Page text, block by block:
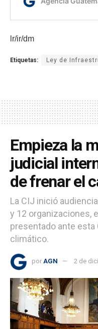
lr/ir/dm
Etiquetas: Ley de
Empieza la
judicial
de frenar el
La CIJ inició
y 12 organizaciones,
presentado ante
climático.
por AGN 2 de